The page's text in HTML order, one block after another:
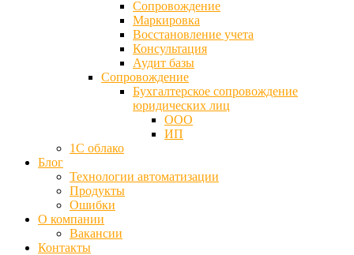
Сопровождение
Маркировка
Восстановление учета
Консультация
Аудит базы
Cопровождение
Бухгалтерское сопровождение
юридических лиц
ООО
ИП
1С облако
Блог
Технологии автоматизации
Продукты
Ошибки
О компании
Вакансии
Контакты